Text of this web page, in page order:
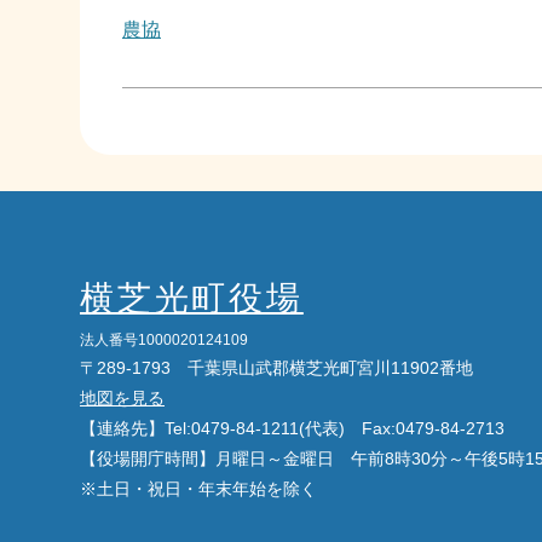
農協
横芝光町役場
法人番号1000020124109
〒289-1793 千葉県山武郡横芝光町宮川11902番地
地図を見る
【連絡先】Tel:0479-84-1211(代表) Fax:0479-84-2713
【役場開庁時間】月曜日～金曜日 午前8時30分～午後5時
※土日・祝日・年末年始を除く